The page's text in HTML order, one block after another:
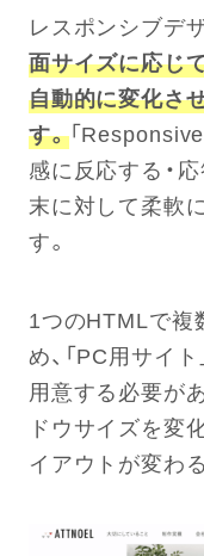
レスポンシブデ
面サイズに応じ
自動的に変化さ
す。「Responsive
感に反応する・
末に対して柔軟
す。
1つのHTMLで複
め、「PC用サイ
用意する必要が
ドウサイズを変
イアウトが変わ